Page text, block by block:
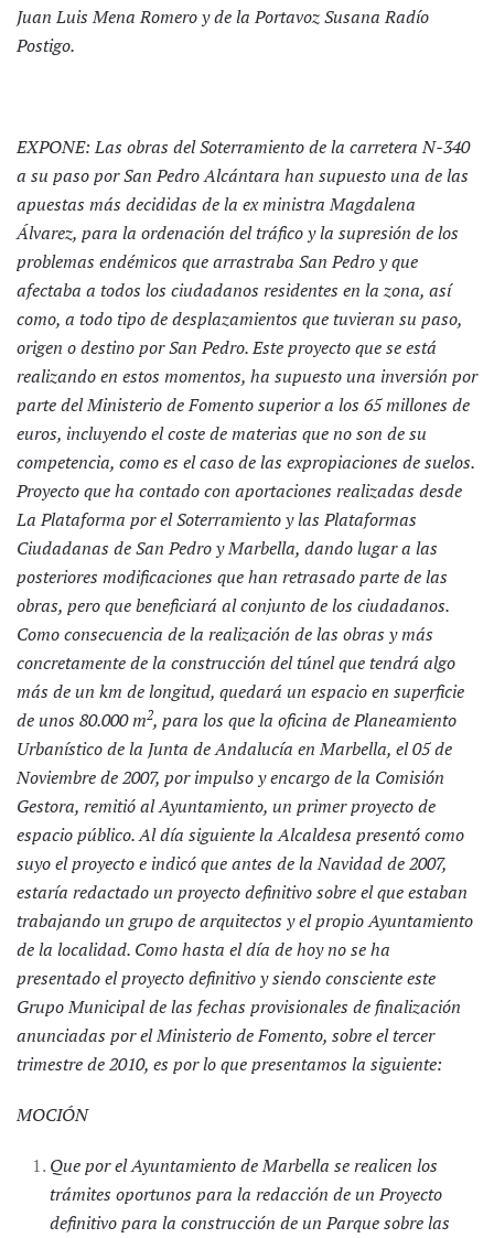
Juan Luis Mena Romero y de la Portavoz Susana Radío
Postigo.
EXPONE: Las obras del Soterramiento de la carretera N-340
a su paso por San Pedro Alcántara han supuesto una de las
apuestas más decididas de la ex ministra Magdalena
Álvarez, para la ordenación del tráfico y la supresión de los
problemas endémicos que arrastraba San Pedro y que
afectaba a todos los ciudadanos residentes en la zona, así
como, a todo tipo de desplazamientos que tuvieran su paso,
origen o destino por San Pedro. Este proyecto que se está
realizando en estos momentos, ha supuesto una inversión por
parte del Ministerio de Fomento superior a los 65 millones de
euros, incluyendo el coste de materias que no son de su
competencia, como es el caso de las expropiaciones de suelos.
Proyecto que ha contado con aportaciones realizadas desde
La Plataforma por el Soterramiento y las Plataformas
Ciudadanas de San Pedro y Marbella, dando lugar a las
posteriores modificaciones que han retrasado parte de las
obras, pero que beneficiará al conjunto de los ciudadanos.
Como consecuencia de la realización de las obras y más
concretamente de la construcción del túnel que tendrá algo
más de un km de longitud, quedará un espacio en superficie
de unos 80.000 m2, para los que la oficina de Planeamiento
Urbanístico de la Junta de Andalucía en Marbella, el 05 de
Noviembre de 2007, por impulso y encargo de la Comisión
Gestora, remitió al Ayuntamiento, un primer proyecto de
espacio público. Al día siguiente la Alcaldesa presentó como
suyo el proyecto e indicó que antes de la Navidad de 2007,
estaría redactado un proyecto definitivo sobre el que estaban
trabajando un grupo de arquitectos y el propio Ayuntamiento
de la localidad. Como hasta el día de hoy no se ha
presentado el proyecto definitivo y siendo consciente este
Grupo Municipal de las fechas provisionales de finalización
anunciadas por el Ministerio de Fomento, sobre el tercer
trimestre de 2010, es por lo que presentamos la siguiente:
MOCIÓN
Que por el Ayuntamiento de Marbella se realicen los
trámites oportunos para la redacción de un Proyecto
definitivo para la construcción de un Parque sobre las